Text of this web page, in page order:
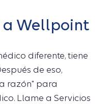
a Wellpoint
diferente, tiene
de eso,
razón" para
Llame a Servicios